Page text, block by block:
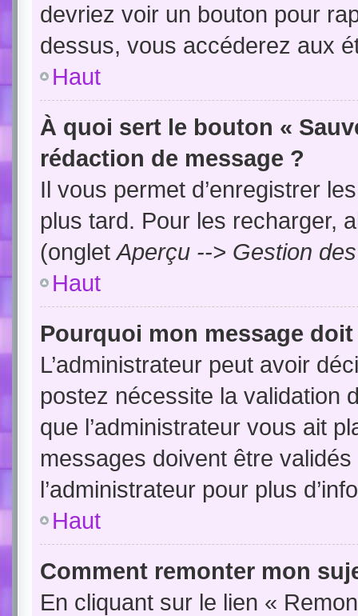
devriez voir un bouton pour
dessus, vous accéderez aux
Haut
À quoi sert le bouton «
rédaction de message ?
Il vous permet d’enregistrer
plus tard. Pour les recharger,
(ongletAperçu --> Gestion
Haut
Pourquoi mon message
L’administrateur peut avoir
postez nécessite la validation
que l’administrateur vous ait
messages doivent être
l’administrateur pour plus
Haut
Comment remonter mon
En cliquant sur le lien «